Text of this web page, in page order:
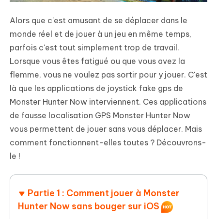
Alors que c'est amusant de se déplacer dans le
monde réel et de jouer à un jeu en même temps,
parfois c'est tout simplement trop de travail.
Lorsque vous êtes fatigué ou que vous avez la
flemme, vous ne voulez pas sortir pour y jouer. C'est
là que les applications de joystick fake gps de
Monster Hunter Now interviennent. Ces applications
de fausse localisation GPS Monster Hunter Now
vous permettent de jouer sans vous déplacer. Mais
comment fonctionnent-elles toutes ? Découvrons-
le !
Partie 1 : Comment jouer à Monster
Hunter Now sans bouger sur iOS